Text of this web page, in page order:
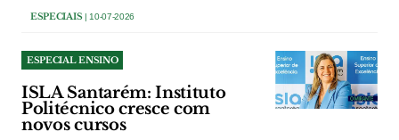
ESPECIAIS| 10-07-2026
ESPECIAL ENSINO
ISLA Santarém: Instituto
Politécnico cresce com
novos cursos